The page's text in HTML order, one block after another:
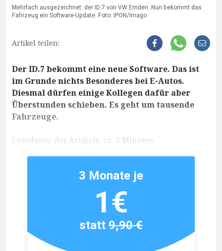
Mehrfach ausgezeichnet: der ID.7 von VW Emden. Nun bekommt das
Fahrzeug ein Software-Update. Foto: IPON/Imago
Artikel teilen:
Der ID.7 bekommt eine neue Software. Das ist
im Grunde nichts Besonderes bei E-Autos.
Diesmal dürfen einige Kollegen dafür aber
Überstunden schieben. Es geht um tausende
Fahrzeuge.
Lesedauer des Artikels: ca. 3 Minuten
3 Monate je
1€
statt9,90 €